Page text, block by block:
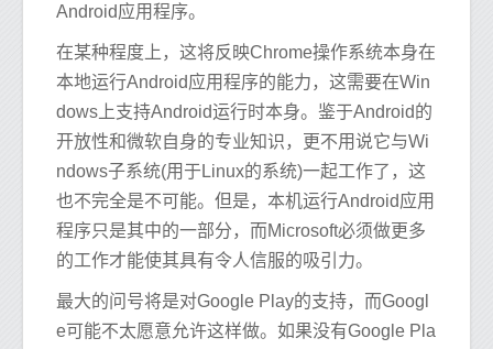
Android应用程序。
在某种程度上，这将反映Chrome操作系统本身在
本地运行Android应用程序的能力，这需要在Win
dows上支持Android运行时本身。鉴于Android的
开放性和微软自身的专业知识，更不用说它与Wi
ndows子系统(用于Linux的系统)一起工作了，这
也不完全是不可能。但是，本机运行Android应用
程序只是其中的一部分，而Microsoft必须做更多
的工作才能使其具有令人信服的吸引力。
最大的问号将是对Google Play的支持，而Googl
e可能不太愿意允许这样做。如果没有Google Pla